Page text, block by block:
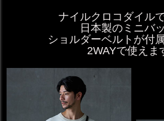
ナイルクロコダイル
日本製のミニバッ
ショルダーベルトが付
2WAYで使えま